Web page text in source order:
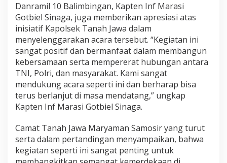
Danramil 10 Balimbingan, Kapten Inf Marasi
Gotbiel Sinaga, juga memberikan apresiasi atas
inisiatif Kapolsek Tanah Jawa dalam
menyelenggarakan acara tersebut. “Kegiatan ini
sangat positif dan bermanfaat dalam membangun
kebersamaan serta mempererat hubungan antara
TNI, Polri, dan masyarakat. Kami sangat
mendukung acara seperti ini dan berharap bisa
terus berlanjut di masa mendatang,” ungkap
Kapten Inf Marasi Gotbiel Sinaga.
Camat Tanah Jawa Maryaman Samosir yang turut
serta dalam pertandingan menyampaikan, bahwa
kegiatan seperti ini sangat penting untuk